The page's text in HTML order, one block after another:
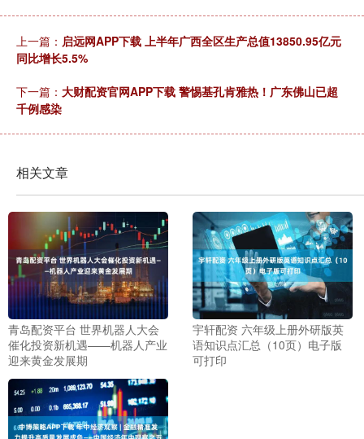
上一篇： 启远网APP下载 上半年广西全区生产总值13850.95亿元
同比增长5.5%
下一篇： 大财配资官网APP下载 警惕基孔肯雅热！广东佛山已超
千例感染
相关文章
青岛配资平台 世界机器人大会
催化投资新机遇——机器人产业
迎来黄金发展期
宇轩配资 六年级上册外研版英
语知识点汇总（10页）电子版
可打印